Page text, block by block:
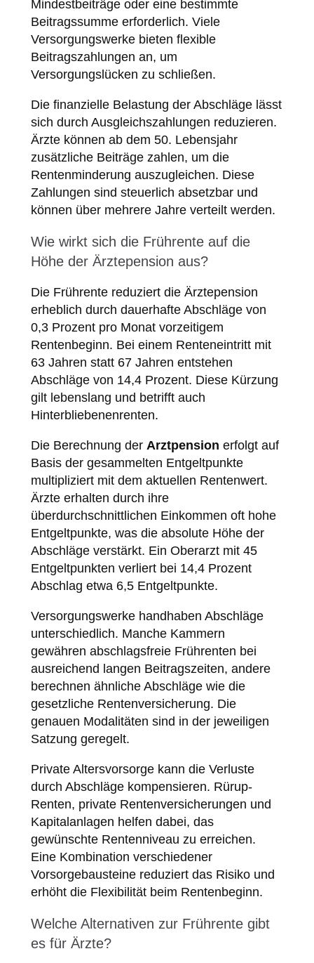
Mindestbeiträge oder eine bestimmte
Beitragssumme erforderlich. Viele
Versorgungswerke bieten flexible
Beitragszahlungen an, um
Versorgungslücken zu schließen.
Die finanzielle Belastung der Abschläge lässt
sich durch Ausgleichszahlungen reduzieren.
Ärzte können ab dem 50. Lebensjahr
zusätzliche Beiträge zahlen, um die
Rentenminderung auszugleichen. Diese
Zahlungen sind steuerlich absetzbar und
können über mehrere Jahre verteilt werden.
Wie wirkt sich die Frührente auf die
Höhe der Ärztepension aus?
Die Frührente reduziert die Ärztepension
erheblich durch dauerhafte Abschläge von
0,3 Prozent pro Monat vorzeitigem
Rentenbeginn. Bei einem Renteneintritt mit
63 Jahren statt 67 Jahren entstehen
Abschläge von 14,4 Prozent. Diese Kürzung
gilt lebenslang und betrifft auch
Hinterbliebenenrenten.
Die Berechnung der Arztpension erfolgt auf
Basis der gesammelten Entgeltpunkte
multipliziert mit dem aktuellen Rentenwert.
Ärzte erhalten durch ihre
überdurchschnittlichen Einkommen oft hohe
Entgeltpunkte, was die absolute Höhe der
Abschläge verstärkt. Ein Oberarzt mit 45
Entgeltpunkten verliert bei 14,4 Prozent
Abschlag etwa 6,5 Entgeltpunkte.
Versorgungswerke handhaben Abschläge
unterschiedlich. Manche Kammern
gewähren abschlagsfreie Frührenten bei
ausreichend langen Beitragszeiten, andere
berechnen ähnliche Abschläge wie die
gesetzliche Rentenversicherung. Die
genauen Modalitäten sind in der jeweiligen
Satzung geregelt.
Private Altersvorsorge kann die Verluste
durch Abschläge kompensieren. Rürup-
Renten, private Rentenversicherungen und
Kapitalanlagen helfen dabei, das
gewünschte Rentenniveau zu erreichen.
Eine Kombination verschiedener
Vorsorgebausteine reduziert das Risiko und
erhöht die Flexibilität beim Rentenbeginn.
Welche Alternativen zur Frührente gibt
es für Ärzte?